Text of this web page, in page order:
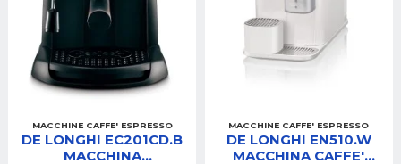
MACCHINE CAFFE' ESPRESSO
DE LONGHI EC201CD.B
MACCHINA
MACCHINE CAFFE' ESPRESSO
DE LONGHI EN510.W
MACCHINA CAFFE'